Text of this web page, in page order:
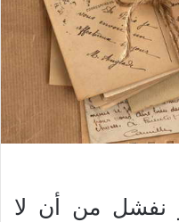
نفشل من أن لا